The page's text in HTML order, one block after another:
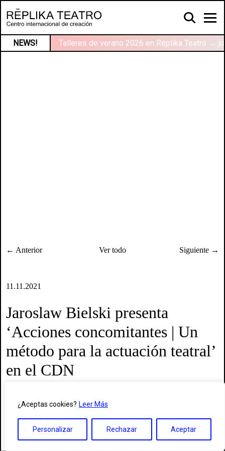
¿Aceptas cookies? Leer Más
Personalizar Rechazar Aceptar
NEWS! Talleres de verano 2026 en Réplika Teatro →
← Anterior Ver todo Siguiente →
11.11.2021
Jaroslaw Bielski presenta
‘Acciones concomitantes | Un
método para la actuación teatral’
en el CDN
Internacional del Libro Teatral, Jaroslaw Bielski presentará su libro
«Acciones concomitantes. Un método para la actuación teatral»
(Madrid, Publicaciones de la ADE, 2020). El encuentro se realizará